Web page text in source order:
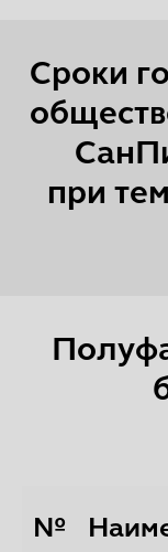
Сроки
при
№